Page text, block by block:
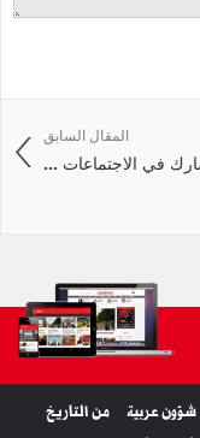
المقال السابق
في الاجتماعات ...
شؤون عربية
من التاريخ